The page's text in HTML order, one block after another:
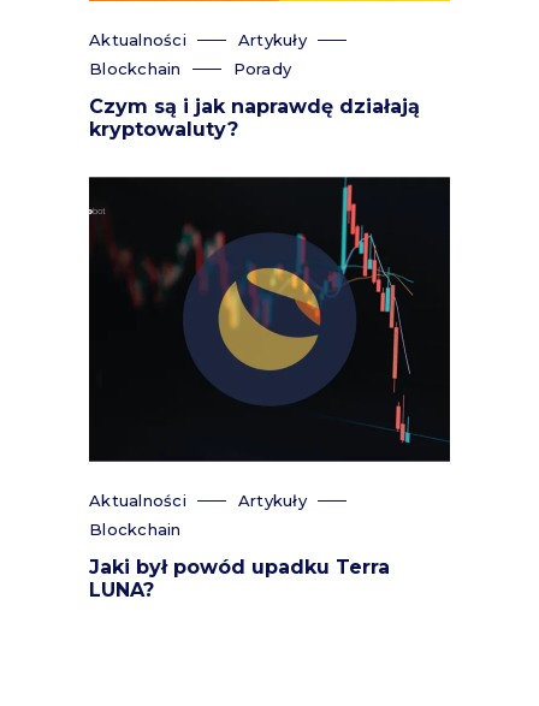
Aktualności
Artykuły
Blockchain
Porady
Czym są i jak naprawdę działają
kryptowaluty?
Aktualności
Artykuły
Blockchain
Jaki był powód upadku Terra
LUNA?